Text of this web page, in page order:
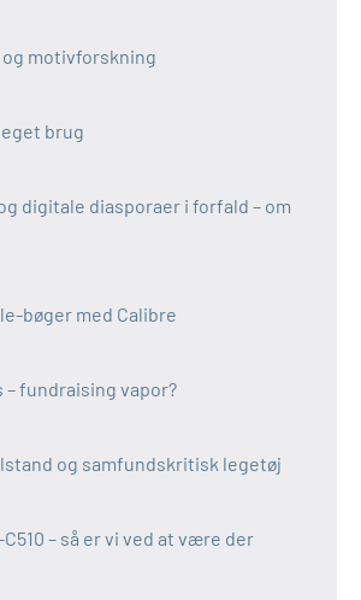
motivforskning
brug
digitale diasporaer i forfald – om
bøger med Calibre
– fundraising vapor?
og samfundskritisk legetøj
C510 – så er vi ved at være der